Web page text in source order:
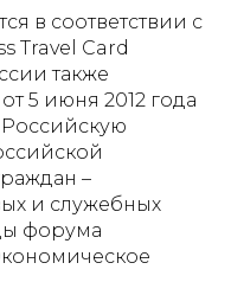
в соответствии с
Travel Card
также
5 июня 2012 года
–
и служебных
форума